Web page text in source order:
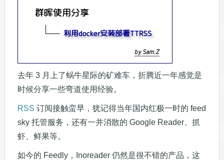
去年 3 月上了蜗牛星际的矿难车，折腾近一年感觉是
时候分享一些弯道使用经验。
RSS 订阅接触蛮早，犹记得当年国内红极一时的 feed
sky 托管服务，还有一并消散的 Google Reader、抓
虾、鲜果等。
如今的 Feedly，Inoreader 仍然是很不错的产品，这